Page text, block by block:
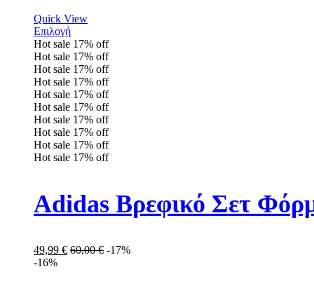
Quick View
Επιλογή
Hot sale 17% off
Hot sale 17% off
Hot sale 17% off
Hot sale 17% off
Hot sale 17% off
Hot sale 17% off
Hot sale 17% off
Hot sale 17% off
Hot sale 17% off
Hot sale 17% off
Adidas Βρεφικό Σετ
49,99 € 60,00€ -17%
-16%